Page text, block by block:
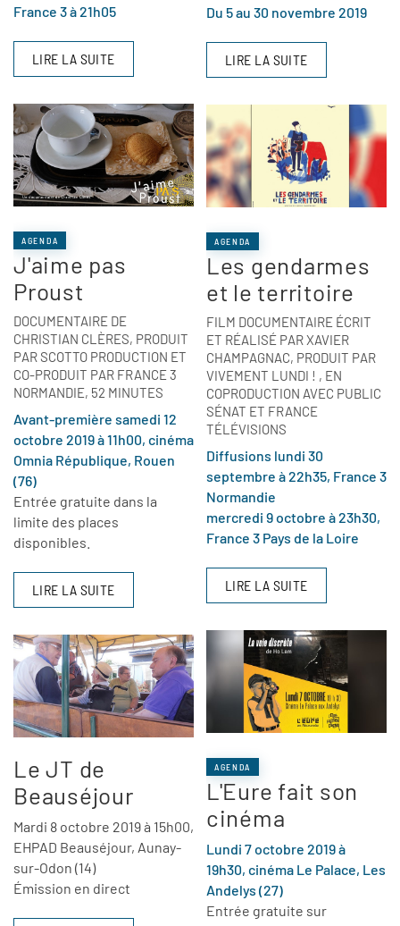
France 3 à 21h05
LIRE LA SUITE
AGENDA
J'aime pas
Proust
DOCUMENTAIRE DE
CHRISTIAN CLÈRES, PRODUIT
PAR SCOTTO PRODUCTION ET
CO-PRODUIT PAR FRANCE 3
NORMANDIE, 52 MINUTES
Avant-première samedi 12
octobre 2019 à 11h00, cinéma
Omnia République, Rouen
(76)
Entrée gratuite dans la
limite des places
disponibles.
LIRE LA SUITE
Le JT de
Beauséjour
Mardi 8 octobre 2019 à 15h00,
EHPAD Beauséjour, Aunay-
sur-Odon (14)
Émission en direct
Du 5 au 30 novembre 2019
LIRE LA SUITE
AGENDA
Les gendarmes
et le territoire
FILM DOCUMENTAIRE ÉCRIT
ET RÉALISÉ PAR XAVIER
CHAMPAGNAC, PRODUIT PAR
VIVEMENT LUNDI ! , EN
COPRODUCTION AVEC PUBLIC
SÉNAT ET FRANCE
TÉLÉVISIONS
Diffusions lundi 30
septembre à 22h35, France 3
Normandie
mercredi 9 octobre à 23h30,
France 3 Pays de la Loire
LIRE LA SUITE
AGENDA
L'Eure fait son
cinéma
Lundi 7 octobre 2019 à
19h30, cinéma Le Palace, Les
Andelys (27)
Entrée gratuite sur